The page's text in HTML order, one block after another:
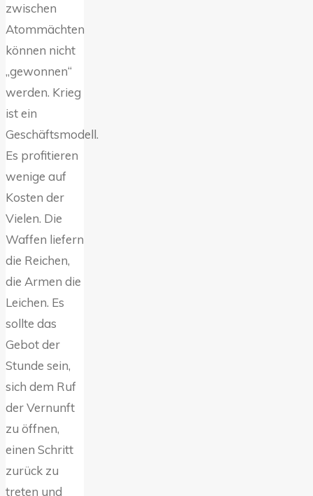
zwischen
Atommächten
können nicht
„gewonnen“
werden. Krieg
ist ein
Geschäftsmodell.
Es profitieren
wenige auf
Kosten der
Vielen. Die
Waffen liefern
die Reichen,
die Armen die
Leichen. Es
sollte das
Gebot der
Stunde sein,
sich dem Ruf
der Vernunft
zu öffnen,
einen Schritt
zurück zu
treten und